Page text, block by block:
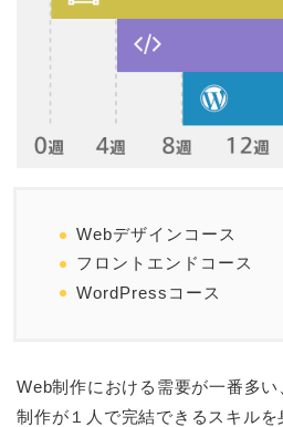
Webデザインコース
フロントエンドコース
WordPressコース
Web制作における需要が一番多
制作が１人で完結できるスキル